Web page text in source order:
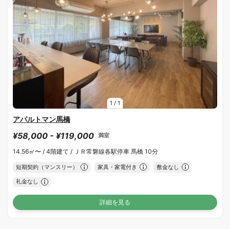
1 / 1
アパルトマン馬橋
¥58,000 - ¥119,000 満室
14.56㎡〜 / 4階建て / ＪＲ常磐線各駅停車 馬橋 10分
短期契約（マンスリー） 家具・家電付き 敷金なし
礼金なし
詳細を見る